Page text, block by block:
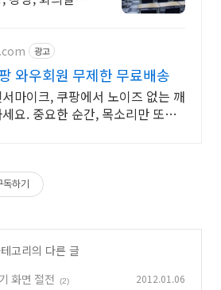
광고
와우회원 무제한 무료배송
마이크, 쿠팡에서 노이즈 없는 깨
요. 중요한 순간, 목소리만 또렷
독하기
고리의 다른 글
화면 절전
(2) 2012.01.06